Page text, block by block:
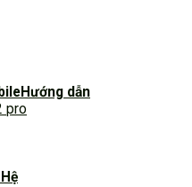
Hướng dẫn
pro